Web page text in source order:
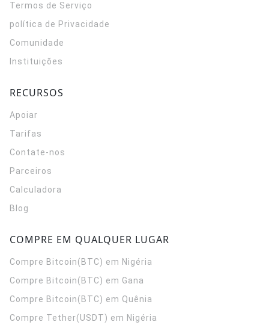
Termos de Serviço
política de Privacidade
Comunidade
Instituições
RECURSOS
Apoiar
Tarifas
Contate-nos
Parceiros
Calculadora
Blog
COMPRE EM QUALQUER LUGAR
Compre Bitcoin(BTC) em Nigéria
Compre Bitcoin(BTC) em Gana
Compre Bitcoin(BTC) em Quênia
Compre Tether(USDT) em Nigéria